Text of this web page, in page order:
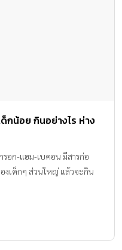
กน้อย กินอย่างไร ห่าง
รอก-แฮม-เบคอน มีสารก่อ
งเด็กๆ ส่วนใหญ่ แล้วจะกิน